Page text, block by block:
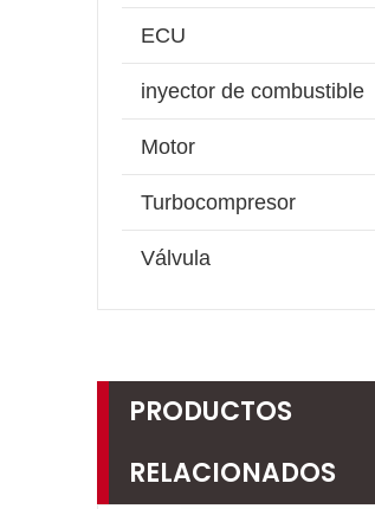
ECU
inyector de combustible
Motor
Turbocompresor
Válvula
PRODUCTOS
RELACIONADOS